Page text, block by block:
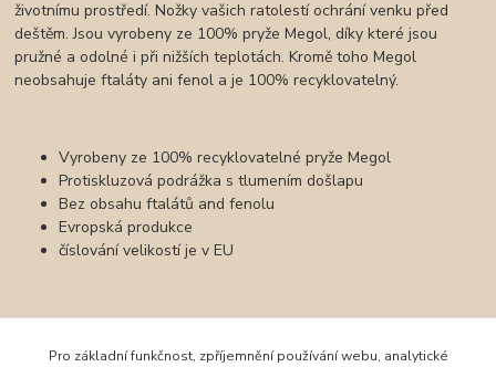
životnímu prostředí. Nožky vašich ratolestí ochrání venku před
deštěm. Jsou vyrobeny ze 100% pryže Megol, díky které jsou
pružné a odolné i při nižších teplotách. Kromě toho Megol
neobsahuje ftaláty ani fenol a je 100% recyklovatelný.
Vyrobeny ze 100% recyklovatelné pryže Megol
Protiskluzová podrážka s tlumením došlapu
Bez obsahu ftalátů and fenolu
Evropská produkce
číslování velikostí je v EU
Zboží zařazeno v kategoriích
Pro základní funkčnost, zpříjemnění používání webu, analytické